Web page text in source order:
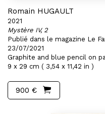
Romain HUGAULT
2021
Mystère IV, 2
Publié dans le magazine Le
23/07/2021
Graphite and blue pencil on
9 x 29 cm ( 3,54 x 11,42 in )
900 €